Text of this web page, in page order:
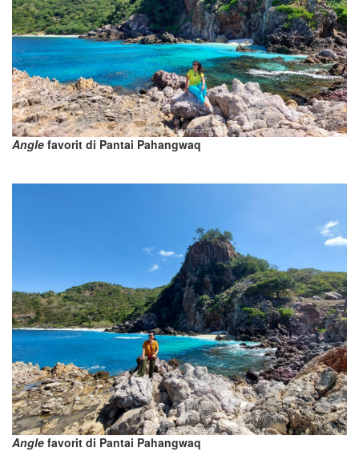
Angle favorit di Pantai Pahangwaq
Angle favorit di Pantai Pahangwaq